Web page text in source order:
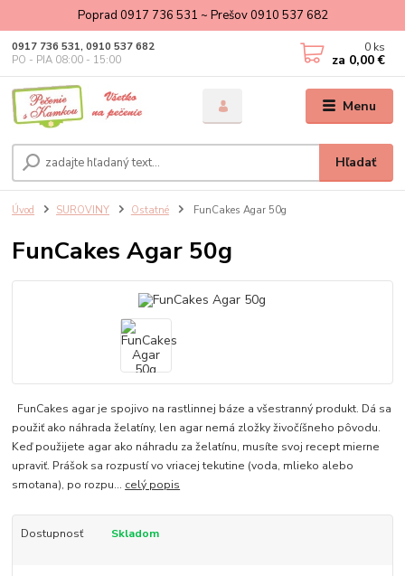
Poprad 0917 736 531 ~ Prešov 0910 537 682
Menu
Hľadať
0917 736 531, 0910 537 682
PO - PIA 08:00 - 15:00
0 ks
za 0,00 €
Úvod SUROVINY Ostatné FunCakes Agar 50g
FunCakes Agar 50g
FunCakes agar je spojivo na rastlinnej báze a všestranný produkt. Dá sa
použiť ako náhrada želatíny, len agar nemá zložky živočíšneho pôvodu.
Keď použijete agar ako náhradu za želatínu, musíte svoj recept mierne
upraviť. Prášok sa rozpustí vo vriacej tekutine (voda, mlieko alebo
smotana), po rozpu... celý popis
Dostupnosť Skladom